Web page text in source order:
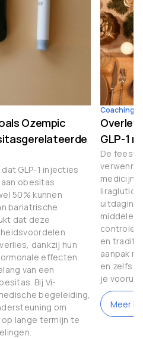
Ozempic
GLP-1 injecties
obesitas
50% kunnen
bariatrische
dat deze
dankzij hun
effecten.
van een
Bij Vi-
begeleiding,
om
lange termijn te
Coaching
GLP-1
De
middelen
controle
en
aanpak
en zelfs
je
Meer